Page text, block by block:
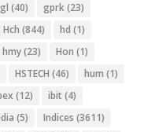
(40) gprk(23)
Hch (844) hd (1)
hmy(23) Hon (1)
HSTECH (46) hum (1)
(12) ibit (4)
(5) Indices (3611)